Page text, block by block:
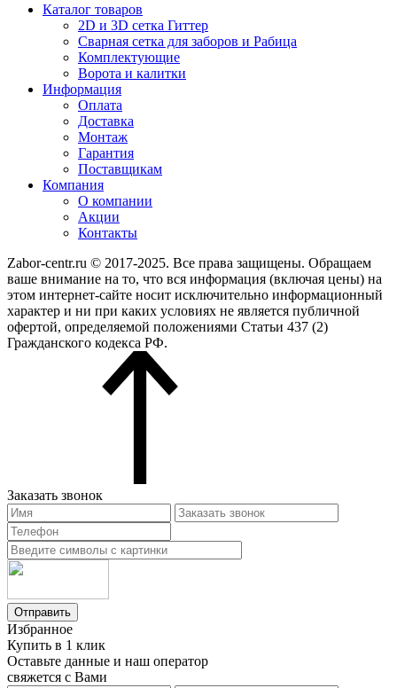
Каталог товаров
2D и 3D сетка Гиттер
Сварная сетка для заборов и Рабица
Комплектующие
Ворота и калитки
Информация
Оплата
Доставка
Монтаж
Гарантия
Поставщикам
Компания
О компании
Акции
Контакты
Zabor-centr.ru © 2017-2025. Все права защищены. Обращаем
ваше внимание на то, что вся информация (включая цены) на
этом интернет-сайте носит исключительно информационный
характер и ни при каких условиях не является публичной
офертой, определяемой положениями Статьи 437 (2)
Гражданского кодекса РФ.
Заказать звонок
Отправить
Избранное
Купить в 1 клик
Оставьте данные и наш оператор
свяжется с Вами